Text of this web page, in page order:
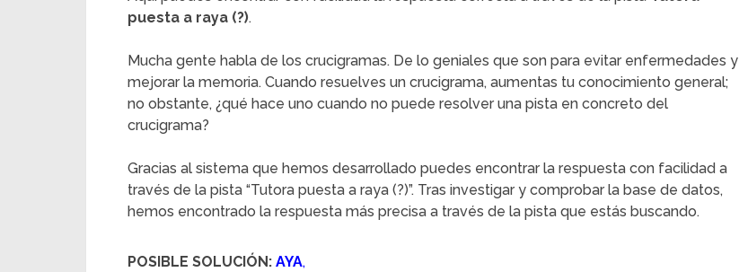
puesta a raya (?).
Mucha gente habla de los crucigramas. De lo geniales que son para evitar enfermedades y
mejorar la memoria. Cuando resuelves un crucigrama, aumentas tu conocimiento general;
no obstante, ¿qué hace uno cuando no puede resolver una pista en concreto del
crucigrama?
Gracias al sistema que hemos desarrollado puedes encontrar la respuesta con facilidad a
través de la pista “Tutora puesta a raya (?)”. Tras investigar y comprobar la base de datos,
hemos encontrado la respuesta más precisa a través de la pista que estás buscando.
POSIBLE SOLUCIÓN: AYA,